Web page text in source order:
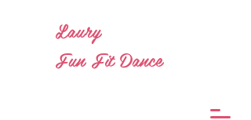
Laury
Fun Fit Dance